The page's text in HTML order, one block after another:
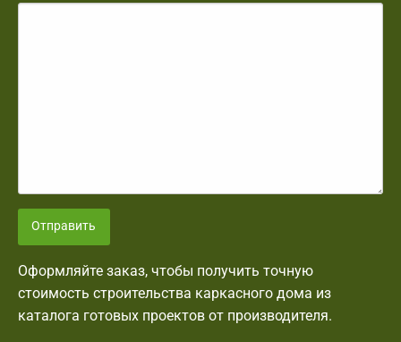
Отправить
Оформляйте заказ, чтобы получить точную
стоимость строительства каркасного дома из
каталога готовых проектов от производителя.